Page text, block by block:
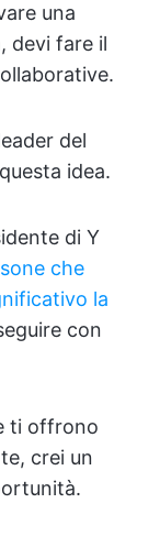
una
devi fare il
del
idea.
di Y
che
la
con
ti offrono
crei un